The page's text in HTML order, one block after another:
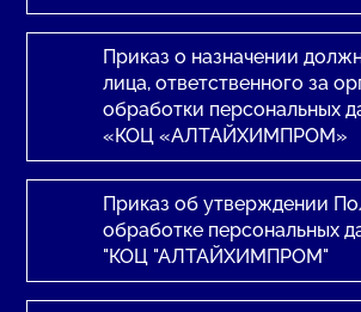
Приказ о назначении
лица, ответственного за
обработки персональных
«КОЦ «АЛТАЙХИМПРОМ»
Приказ об утверждении
обработке персональных
"КОЦ "АЛТАЙХИМПРОМ"